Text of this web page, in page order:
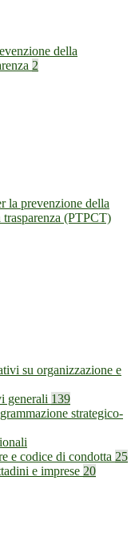
della
2
la prevenzione della
(PTPCT)
su organizzazione e
generali 139
strategico-
e codice di condotta 25
e imprese 20